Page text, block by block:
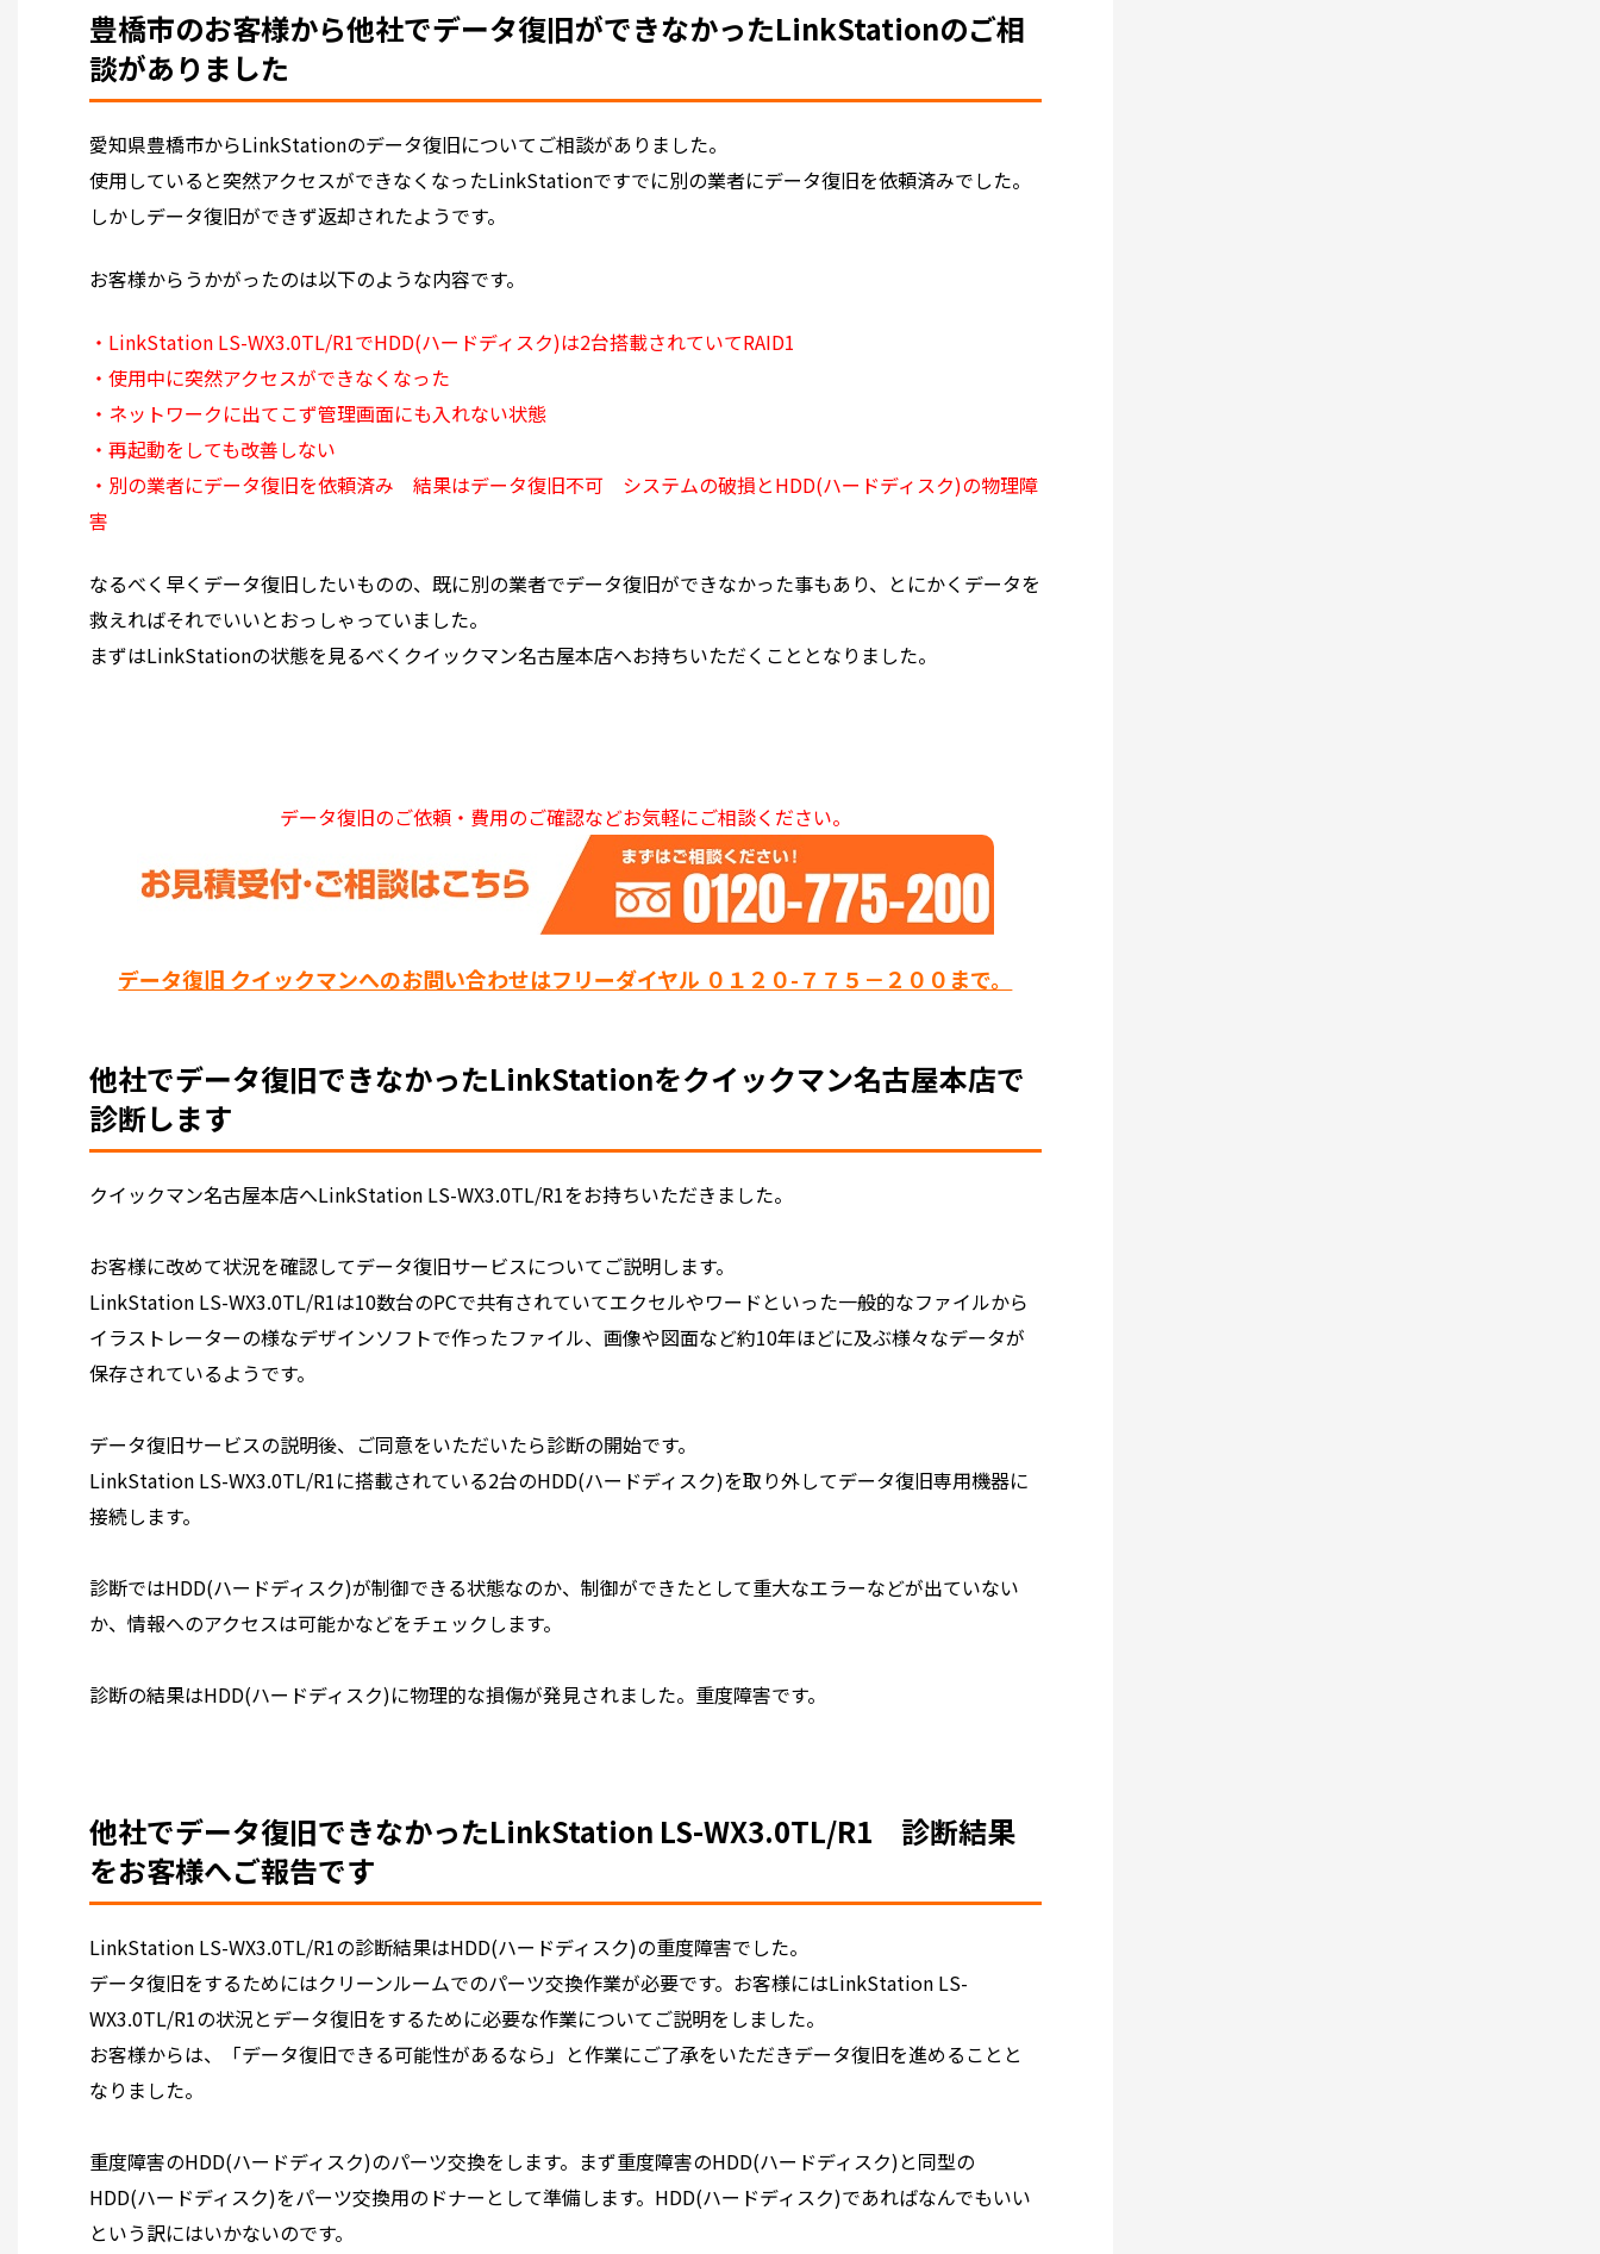
豊橋市のお客様から他社でデータ復旧ができなかったLinkStationのご相
談がありました
愛知県豊橋市からLinkStationのデータ復旧についてご相談がありました。
使用していると突然アクセスができなくなったLinkStationですでに別の業者にデータ復旧を依頼済みでした。
しかしデータ復旧ができず返却されたようです。
お客様からうかがったのは以下のような内容です。
・LinkStation LS-WX3.0TL/R1でHDD(ハードディスク)は2台搭載されていてRAID1
・使用中に突然アクセスができなくなった
・ネットワークに出てこず管理画面にも入れない状態
・再起動をしても改善しない
・別の業者にデータ復旧を依頼済み 結果はデータ復旧不可 システムの破損とHDD(ハードディスク)の物理障
害
なるべく早くデータ復旧したいものの、既に別の業者でデータ復旧ができなかった事もあり、とにかくデータを
救えればそれでいいとおっしゃっていました。
まずはLinkStationの状態を見るべくクイックマン名古屋本店へお持ちいただくこととなりました。
データ復旧のご依頼・費用のご確認などお気軽にご相談ください。
データ復旧 クイックマンへのお問い合わせはフリーダイヤル ０１２０-７７５－２００まで。
他社でデータ復旧できなかったLinkStationをクイックマン名古屋本店で
診断します
クイックマン名古屋本店へLinkStation LS-WX3.0TL/R1をお持ちいただきました。
お客様に改めて状況を確認してデータ復旧サービスについてご説明します。
LinkStation LS-WX3.0TL/R1は10数台のPCで共有されていてエクセルやワードといった一般的なファイルから
イラストレーターの様なデザインソフトで作ったファイル、画像や図面など約10年ほどに及ぶ様々なデータが
保存されているようです。
データ復旧サービスの説明後、ご同意をいただいたら診断の開始です。
LinkStation LS-WX3.0TL/R1に搭載されている2台のHDD(ハードディスク)を取り外してデータ復旧専用機器に
接続します。
診断ではHDD(ハードディスク)が制御できる状態なのか、制御ができたとして重大なエラーなどが出ていない
か、情報へのアクセスは可能かなどをチェックします。
診断の結果はHDD(ハードディスク)に物理的な損傷が発見されました。重度障害です。
他社でデータ復旧できなかったLinkStation LS-WX3.0TL/R1 診断結果
をお客様へご報告です
LinkStation LS-WX3.0TL/R1の診断結果はHDD(ハードディスク)の重度障害でした。
データ復旧をするためにはクリーンルームでのパーツ交換作業が必要です。お客様にはLinkStation LS-
WX3.0TL/R1の状況とデータ復旧をするために必要な作業についてご説明をしました。
お客様からは、「データ復旧できる可能性があるなら」と作業にご了承をいただきデータ復旧を進めることと
なりました。
重度障害のHDD(ハードディスク)のパーツ交換をします。まず重度障害のHDD(ハードディスク)と同型の
HDD(ハードディスク)をパーツ交換用のドナーとして準備します。HDD(ハードディスク)であればなんでもいい
という訳にはいかないのです。